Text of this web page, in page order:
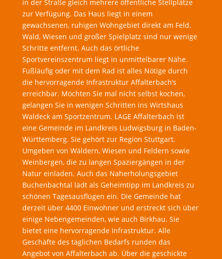
in der Straße gleich mehrere öffentliche Stellplätze
zur Verfügung. Das Haus liegt in einem
gewachsenen, ruhigen Wohngebiet direkt am Feld.
Wald, Wiesen und großer Spielplatz sind nur wenige
Schritte entfernt. Auch das örtliche
Sportvereinszentrum liegt in unmittelbarer Nähe.
Fußläufig oder mit dem Rad ist alles Nötige durch
die hervorragende Infrastruktur Affalterbach’s
erreichbar. Möchten Sie mal nicht selbst kochen,
gelangen Sie in wenigen Schritten ins Wirtshaus
Waldeck am Sportzentrum. LAGE Affalterbach ist
eine Gemeinde im Landkreis Ludwigsburg in Baden-
Württemberg. Sie gehört zur Region Stuttgart.
Umgeben von Wäldern, Wiesen und Feldern sowie
Weinbergen, die zu langen Spaziergängen in der
Natur einladen. Auch das Naherholungsgebiet
Buchenbachtal lädt als Geheimtipp im Landkreis zu
schönen Tagesausflügen ein. Die Gemeinde hat
derzeit über 4400 Einwohner und erstreckt sich über
einige Nebengemeinden, wie auch Birkhau. Sie
bietet eine hervorragende Infrastruktur. Alle
Geschäfte des täglichen Bedarfs runden das
Angebot von Affalterbach ab. Über die geschickte